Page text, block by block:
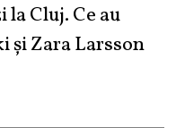
la Cluj. Ce au
și Zara Larsson